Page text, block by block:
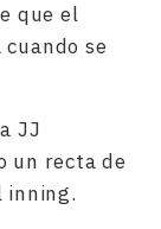
que el
cuando se
JJ
un recta de
inning.